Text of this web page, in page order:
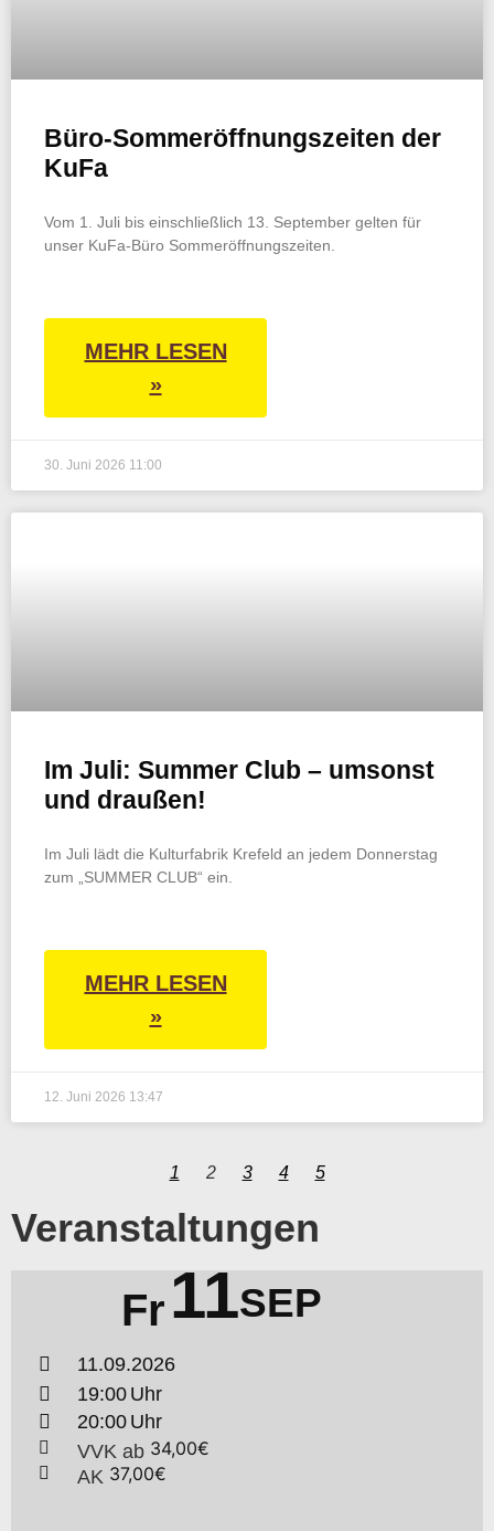
Büro-Sommeröffnungszeiten der
KuFa
Vom 1. Juli bis einschließlich 13. September gelten für
unser KuFa-Büro Sommeröffnungszeiten.
MEHR LESEN
»
30. Juni 2026 11:00
Im Juli: Summer Club – umsonst
und draußen!
Im Juli lädt die Kulturfabrik Krefeld an jedem Donnerstag
zum „SUMMER CLUB“ ein.
MEHR LESEN
»
12. Juni 2026 13:47
1 2 3 4 5
Veranstaltungen
Fr11SEP
11.09.2026
19:00
20:00
VVK ab 34,00€
AK 37,00€